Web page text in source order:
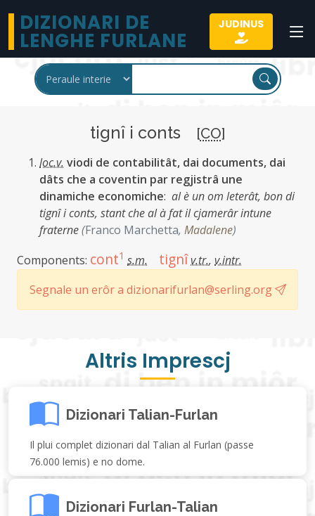
DIZIONARI DE
LENGHE FURLANE
JUDINUS
tignî i conts [CO]
loc.v. viodi de contabilitât, dai documents, dai
dâts che a coventin par regjistrâ une
dinamiche economiche: al è un om leterât, bon di
tignî i conts, stant che al à fat il cjamerâr intune
fraterne(Franco Marchetta, Madalene)
Components: cont1 s.m. tignîv.tr., v.intr.
Segnale un erôr a dizionarifurlan@serling.org
Altris Imprescj
Dizionari Talian-Furlan
Il plui complet dizionari dal Talian al Furlan (passe
76.000 lemis) e no dome.
Dizionari Furlan-Talian